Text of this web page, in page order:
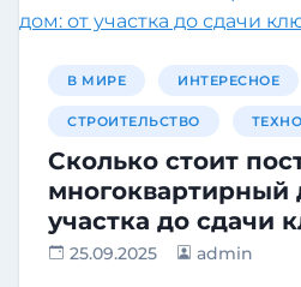
В МИРЕ ИНТЕРЕСНОЕ
СТРОИТЕЛЬСТВО
Сколько стоит
многоквартирный
участка до сдачи
25.09.2025 admin